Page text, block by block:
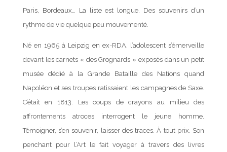
Paris, Bordeaux… La liste est longue. Des souvenirs d’un
rythme de vie quelque peu mouvementé.
Né en 1965 à Leipzig en ex-RDA, l’adolescent s’émerveille
devant les carnets « des Grognards » exposés dans un petit
musée dédié à la Grande Bataille des Nations quand
Napoléon et ses troupes ratissaient les campagnes de Saxe.
C’était en 1813. Les coups de crayons au milieu des
affrontements atroces interrogent le jeune homme.
Témoigner, s’en souvenir, laisser des traces. À tout prix. Son
penchant pour l’Art le fait voyager à travers des livres